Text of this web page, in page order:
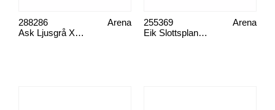
Ask Ljusgrå XL Plank
Arena
288286
Eik Slottsplank, lys
Arena
255369